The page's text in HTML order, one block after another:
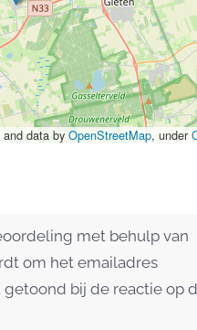
data by OpenStreetMap, under
met behulp van
om het emailadres
bij de reactie op